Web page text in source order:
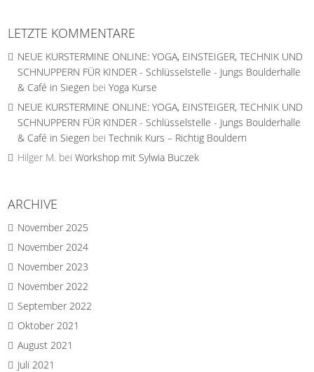
LETZTE KOMMENTARE
NEUE KURSTERMINE ONLINE: YOGA, EINSTEIGER, TECHNIK UND
SCHNUPPERN FÜR KINDER - Schlüsselstelle - Jungs Boulderhalle
& Café in Siegen beiYoga Kurse
NEUE KURSTERMINE ONLINE: YOGA, EINSTEIGER, TECHNIK UND
SCHNUPPERN FÜR KINDER - Schlüsselstelle - Jungs Boulderhalle
& Café in Siegen beiTechnik Kurs – Richtig Bouldern
Hilger M. beiWorkshop mit Sylwia Buczek
ARCHIVE
November 2025
November 2024
November 2023
November 2022
September 2022
Oktober 2021
August 2021
Juli 2021